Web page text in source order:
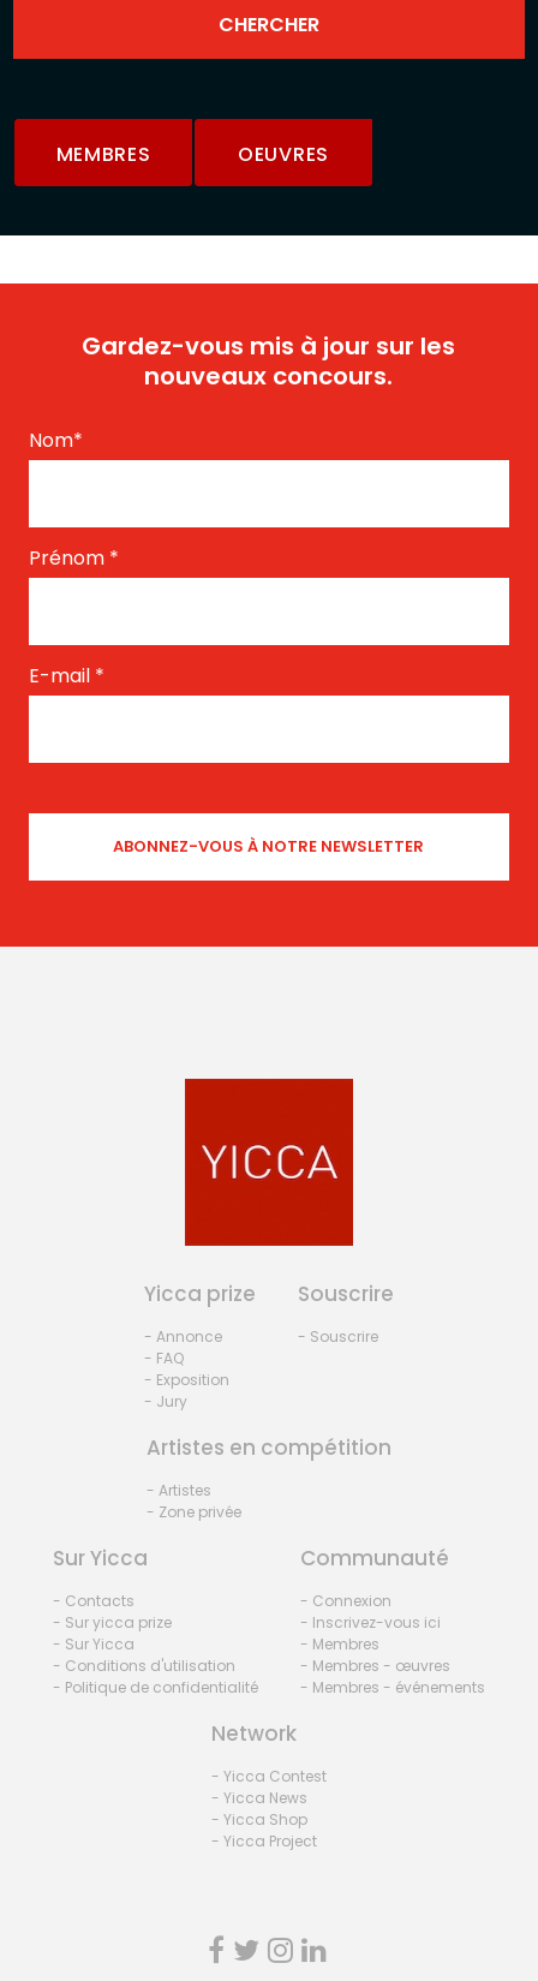
MEMBRES OEUVRES
Gardez-vous mis à jour sur les
nouveaux concours.
Nom*
Prénom *
E-mail *
Yicca prize
- Annonce
- FAQ
- Exposition
- Jury
Souscrire
- Souscrire
Artistes en compétition
- Artistes
- Zone privée
Sur Yicca
- Contacts
- Sur yicca prize
- Sur Yicca
- Conditions d'utilisation
- Politique de confidentialité
Communauté
- Connexion
- Inscrivez-vous ici
- Membres
- Membres - œuvres
- Membres - événements
Network
- Yicca Contest
- Yicca News
- Yicca Shop
- Yicca Project